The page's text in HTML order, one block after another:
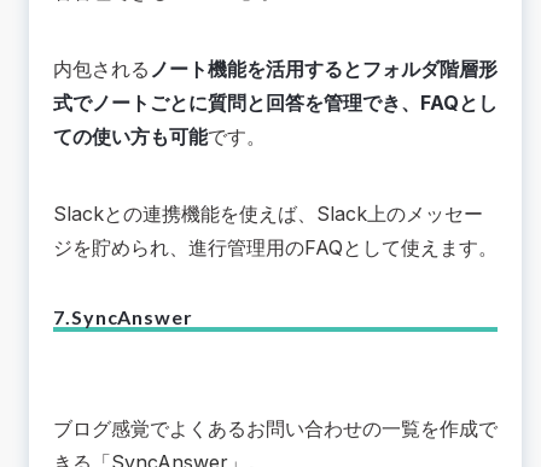
内包される ノート機能を活用するとフォルダ階層形
式でノートごとに質問と回答を管理でき、FAQとし
ての使い方も可能です。
Slackとの連携機能を使えば、Slack上のメッセー
ジを貯められ、進行管理用のFAQとして使えます。
7.SyncAnswer
ブログ感覚でよくあるお問い合わせの一覧を作成で
きる「SyncAnswer 」。